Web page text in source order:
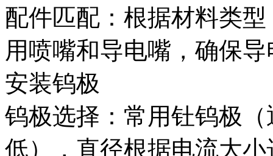
配件匹配：根据材料类
用喷嘴和导电嘴，确保
安装钨极
钨极选择：常用钍钨极
低），直径根据电流大小